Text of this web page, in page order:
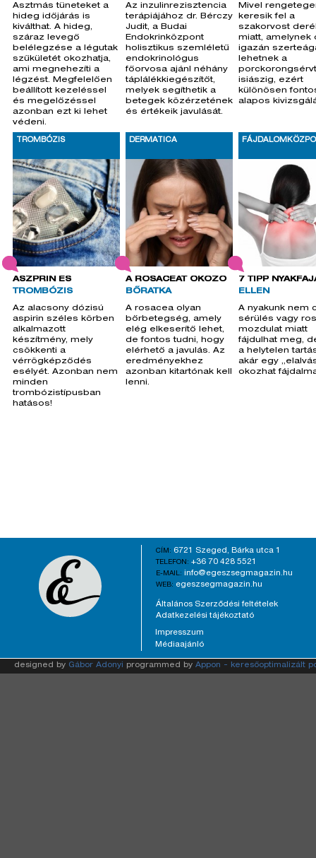
Asztmás tüneteket a
hideg időjárás is
kiválthat. A hideg,
száraz levegő
belélegzése a légutak
szűkületét okozhatja,
ami megnehezíti a
légzést. Megfelelően
beállított kezeléssel
és megelőzéssel
azonban ezt ki lehet
védeni.
Az inzulinrezisztencia
terápiájához dr. Bérczy
Judit, a Budai
Endokrinközpont
holisztikus szemléletű
endokrinológus
főorvosa ajánl néhány
táplálékkiegészítőt,
melyek segíthetik a
betegek közérzetének
és értékeik javulását.
Mivel
keresik fel a
szakorvost
miatt, amelynek
igazán
lehetnek a
isiászig, ezért
különösen
alapos
TROMBÓZIS
ASZPRIN ÉS
TROMBÓZIS
Az alacsony dózisú
aspirin széles körben
alkalmazott
készítmény, mely
csökkenti a
vérrögképződés
esélyét. Azonban nem
minden
trombózistípusban
hatásos!
DERMATICA
A ROSACEÁT OKOZÓ
BŐRATKA
A rosacea olyan
bőrbetegség, amely
elég elkeserítő lehet,
de fontos tudni, hogy
elérhető a javulás. Az
eredményekhez
azonban kitartónak kell
lenni.
7 TIPP
ELLEN
A nyakunk nem
sérülés vagy
mozdulat miatt
fájdulhat meg,
a helytelen
akár egy
okozhat
Impresszum
Médiaajánló
CÍM: 6721 Szeged, Bárka utca 1
TELEFON: +36 70 428 5521
E-MAIL: info@egeszsegmagazin.hu
WEB: egeszsegmagazin.hu
Általános Szerződési feltételek
Adatkezelési tájékoztató
designed by Gábor Adonyi programmed by Appon - keresőoptimalizált